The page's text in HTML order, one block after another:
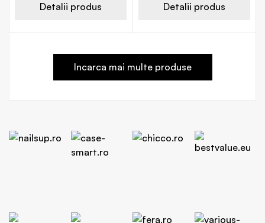
Detalii produs Detalii produs
Incarca mai multe produse